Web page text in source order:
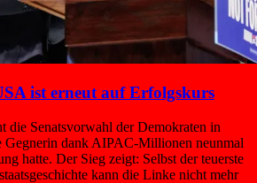
ist erneut auf Erfolgskurs
die Senatsvorwahl der Demokraten in
Gegnerin dank AIPAC-Millionen neunmal
hatte. Der Sieg zeigt: Selbst der teuerste
kann die Linke nicht mehr